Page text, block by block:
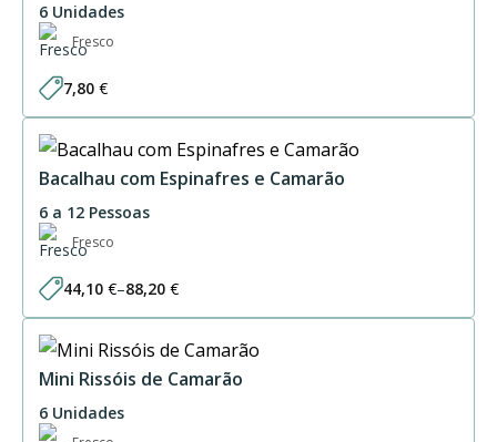
6 Unidades
Fresco
7,80 €
Bacalhau com Espinafres e Camarão
6 a 12 Pessoas
Fresco
44,10 €–88,20 €
Price
range:
through
88,20 €
Mini Rissóis de Camarão
6 Unidades